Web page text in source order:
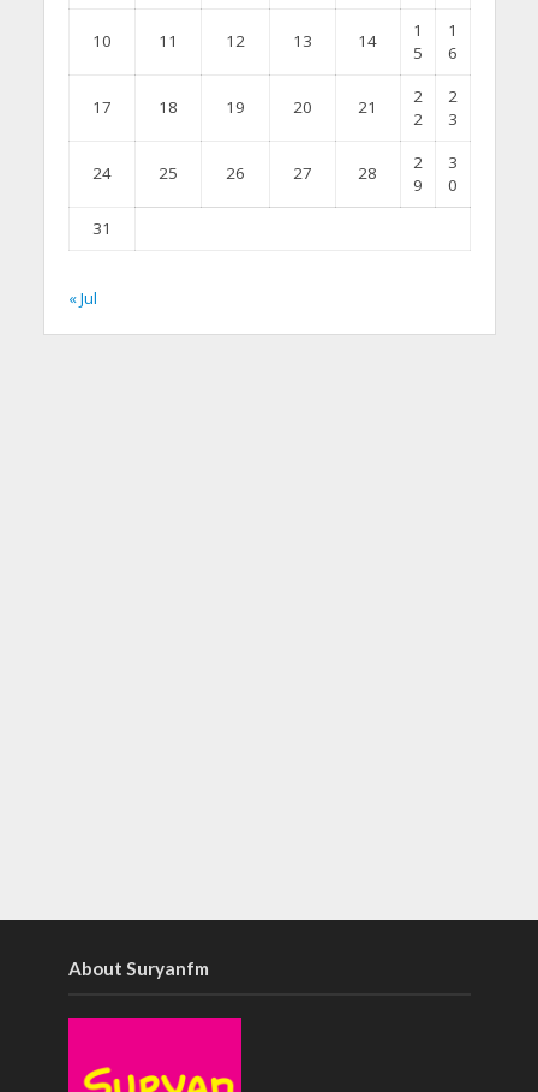
10 11 12 13 14
1
5
1
6
17 18 19 20 21
2
2
2
3
24 25 26 27 28
2
9
3
0
31
« Jul
About Suryanfm